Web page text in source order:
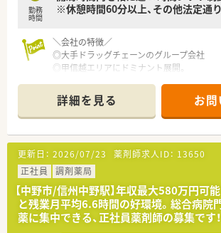
勤務
時間
※休憩時間60分以上、その他法定通
＼会社の特徴／
◎大手ドラッグチェーンのグループ会社
◎甲信越エリアにドミナント展開。
＼働く環境／
◎高齢化への対応や調剤の併設等、地域に
みです！
「楽しんで頂ける売場」・「気配りの利いた商
し、
攻めの販売活動を展開しております。
◎お客様の生活全般をカバーできる食品・
るなど、
地域に合わせた事業展開に強みを有していま
◎若い人がやる気を持って挑戦できる環境が
詳細を見る お
更新日： 2026/07/23 薬剤師求人ID： 13650
正社員
調剤薬局
【中野市/信州中野駅】年収最大580万円可
と残業月平均6.6時間の好環境。総合病院
薬に集中できる、正社員薬剤師の募集です！